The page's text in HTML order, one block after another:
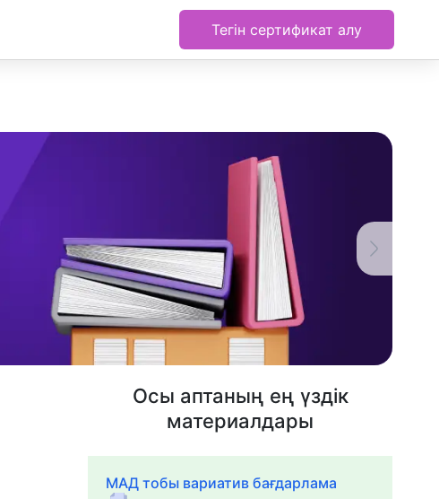
Тегін сертификат алу
Осы аптаның ең үздік
материалдары
МАД тобы вариатив бағдарлама